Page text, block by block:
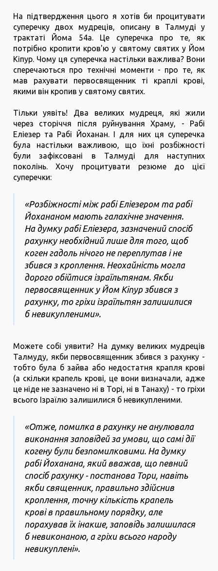
На підтвердження цього я хотів би процитувати
суперечку двох мудреців, описану в Талмуді у
трактаті Йома 54а. Це суперечка про те, як
потрібно кропити кров'ю у святому святих у Йом
Кіпур. Чому ця суперечка настільки важлива? Вони
сперечаються про технічні моменти - про те, як
мав рахувати первосвященник ті краплі крові,
якими він кропив у святому святих.
Тільки уявіть! Два великих мудреця, які жили
через сторіччя після руйнування Храму, - Рабі
Еліезер та Рабі Йоханан. І для них ця суперечка
була настільки важливою, що їхні розбіжності
були зафіксовані в Талмуді для наступних
поколінь. Хочу процитувати резюме до цієї
суперечки:
«Розбіжності між рабі Еліезером та рабі
Йохананом мають галахічне значення.
На думку рабі Еліезера, зазначений спосіб
рахунку необхідний лише для того, щоб
коген гадоль нічого не переплутав і не
збився з кроплення. Неохайність могла
дорого обійтися ізраїльтянам. Якби
первосвященник у Йом Кіпур збився з
рахунку, то гріхи ізраїльтян залишилися
б невикупленими».
Можете собі уявити? На думку великих мудреців
Талмуду, якби первосвященник збився з рахунку -
тобто була б зайва або недостатня крапля крові
(а скільки крапель крові, це вони визначали, адже
це ніде не зазначено ні в Торі, ні в Танаху) - то гріхи
всього Ізраїлю залишилися б невикупленими.
«Отже, помилка в рахунку не анулювала
виконання заповідей за умови, що самі дії
когену були безпомилковими. На думку
рабі Йоханана, який вважав, що певний
спосіб рахунку - постанова Тори, навіть
якби священник, правильно здійснив
кроплення, точну кількість крапель
крові в правильному порядку, але
порахував їх інакше, заповідь залишилася
б невиконаною, а гріхи всього народу
невикуплені».